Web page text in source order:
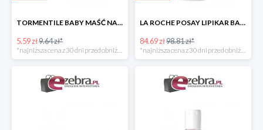
TORMENTILE BABY MAŚĆ NA ODPARZENIA PIELUSZKOWE
5.59 zł9.64 zł*
LA ROCHE POSAY LIPIKAR BAUME AP+ BALSAM UZUPEŁNIAJĄCY POZIOM LIPIDÓW
84.69 zł98.81 zł*